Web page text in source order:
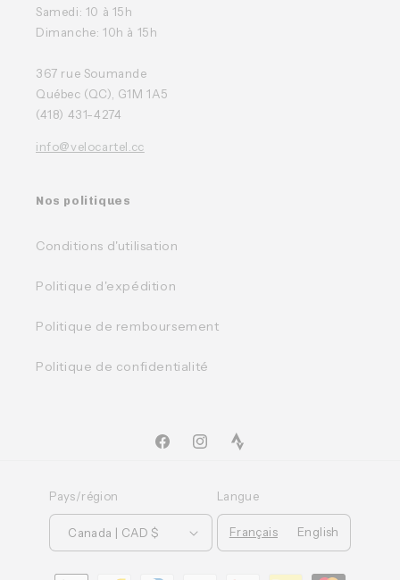
Samedi: 10 à 15h
Dimanche: 10h à 15h
367 rue Soumande
Québec (QC), G1M 1A5
(418) 431-4274
info@velocartel.cc
Nos politiques
Conditions d'utilisation
Politique d'expédition
Politique de remboursement
Politique de confidentialité
FacebookInstagramTikTok
Pays/région
Canada | CAD $
Langue
Français English
Moyens